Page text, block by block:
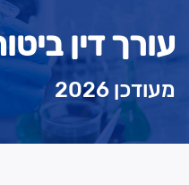
עורך דין
מעודכן 2026